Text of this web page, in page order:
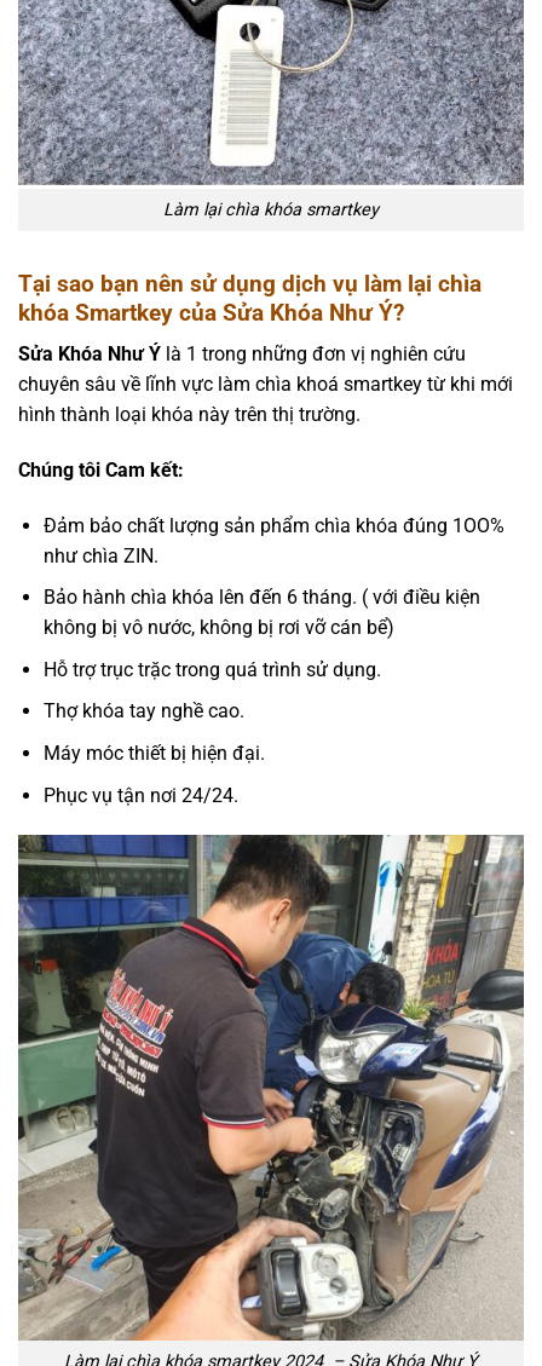
Làm lại chìa khóa smartkey
Tại sao bạn nên sử dụng dịch vụ làm lại chìa
khóa Smartkey của Sửa Khóa Như Ý?
Sửa Khóa Như Ý là 1 trong những đơn vị nghiên cứu
chuyên sâu về lĩnh vực làm chìa khoá smartkey từ khi mới
hình thành loại khóa này trên thị trường.
Chúng tôi Cam kết:
Đảm bảo chất lượng sản phẩm chìa khóa đúng 1OO%
như chìa ZIN.
Bảo hành chìa khóa lên đến 6 tháng. ( với điều kiện
không bị vô nước, không bị rơi vỡ cán bể)
Hỗ trợ trục trặc trong quá trình sử dụng.
Thợ khóa tay nghề cao.
Máy móc thiết bị hiện đại.
Phục vụ tận nơi 24/24.